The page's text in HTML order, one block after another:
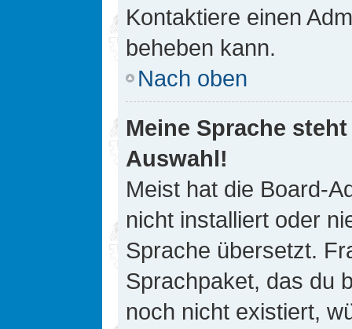
Kontaktiere einen
beheben kann.
Nach oben
Meine Sprache
Auswahl!
Meist hat die Board-
nicht installiert oder
Sprache übersetzt.
Sprachpaket, das du
noch nicht existiert,